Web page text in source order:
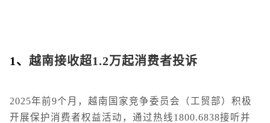
1 、 越南接收超1.2万起消费者投诉
2025年前9个月，越南国家竞争委员会（工贸部）积极
开展保护消费者权益活动，通过热线1800.6838接听并